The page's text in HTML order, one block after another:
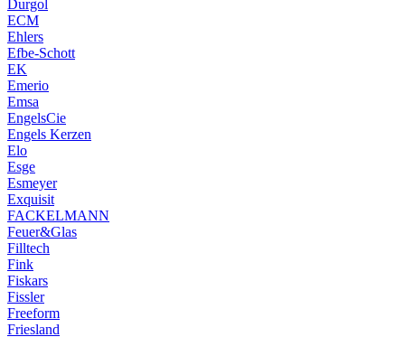
Durgol
ECM
Ehlers
Efbe-Schott
EK
Emerio
Emsa
EngelsCie
Engels Kerzen
Elo
Esge
Esmeyer
Exquisit
FACKELMANN
Feuer&Glas
Filltech
Fink
Fiskars
Fissler
Freeform
Friesland